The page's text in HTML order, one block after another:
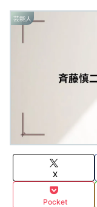
芸能人
X
Pocket